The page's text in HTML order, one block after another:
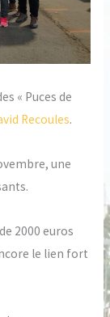
« Puces de
Recoules.
une
2000 euros
le lien fort